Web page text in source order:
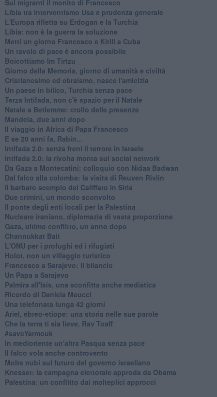
Sui migranti il monito di Francesco
Libia tra interventismo Usa e prudenza generale
L'Europa rifletta su Erdogan e la Turchia
Libia: non è la guerra la soluzione
Metti un giorno Francesco e Kirill a Cuba
Un tavolo di pace è ancora possibile
Boicottiamo Im Tirtzu
Giorno della Memoria, giorno di umanità e civiltà
Cristianesimo ed ebraismo, nasce l'amicizia
Un paese in bilico, Turchia senza pace
Terza Intifada, non c'è spazio per il Natale
Natale a Betlemme: crollo delle presenze
Mandela, due anni dopo
Il viaggio in Africa di Papa Francesco
E se 20 anni fa, Rabin...
Intifada 2.0: senza freni il terrore in Israele
Intifada 2.0: la rivolta monta sui social network
Da Gaza a Montecatini: colloquio con Nidaa Badwan
Dal falco alla colomba: la visita di Reuven Rivlin
Il barbaro scempio del Califfato in Siria
Due crimini, un mondo sconvolto
Il ponte degli enti locali per la Palestina
Nucleare iraniano, diplomazia di vasta proporzione
Gaza, ultimo conflitto, un anno dopo
Channukkat Bait
L'ONU per i profughi ed i rifugiati
Holot, non un villaggio turistico
Francesco a Sarajevo: il bilancio
Un Papa a Sarajevo
Palmira all'Isis, una sconfitta anche mediatica
Ricordo di Daniela Meucci
​Una telefonata lunga 42 giorni
​Ariel, ebreo-etiope: una storia nelle sue parole
Che la terra ti sia lieve, Rav Toaff
​#saveYarmouk
​In medioriente un'altra Pasqua senza pace
​Il falco vola anche controvento
Molte nubi sul futuro del governo israeliano
Knesset: la campagna elettorale approda da Obama
Palestina: un conflitto dai molteplici approcci